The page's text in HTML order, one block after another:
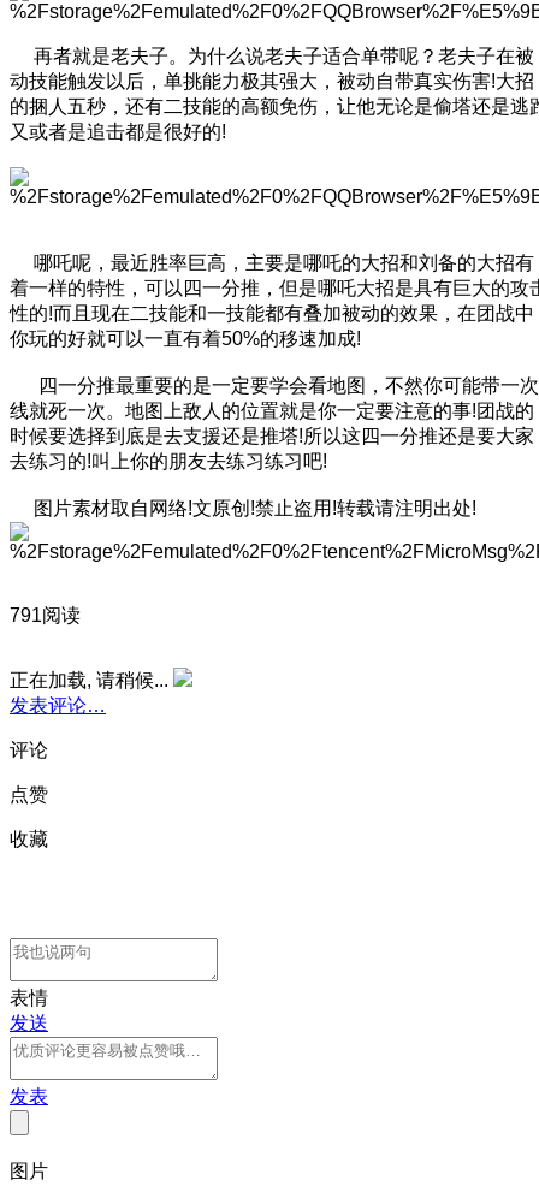
再者就是老夫子。为什么说老夫子适合单带呢？老夫子在被
动技能触发以后，单挑能力极其强大，被动自带真实伤害!大招
的捆人五秒，还有二技能的高额免伤，让他无论是偷塔还是逃
又或者是追击都是很好的!
哪吒呢，最近胜率巨高，主要是哪吒的大招和刘备的大招有
着一样的特性，可以四一分推，但是哪吒大招是具有巨大的攻
性的!而且现在二技能和一技能都有叠加被动的效果，在团战中
你玩的好就可以一直有着50%的移速加成!
四一分推最重要的是一定要学会看地图，不然你可能带一次
线就死一次。地图上敌人的位置就是你一定要注意的事!团战的
时候要选择到底是去支援还是推塔!所以这四一分推还是要大家
去练习的!叫上你的朋友去练习练习吧!
图片素材取自网络!文原创!禁止盗用!转载请注明出处!
791阅读
正在加载, 请稍候...
发表评论…
评论
点赞
收藏
表情
发送
发表
图片